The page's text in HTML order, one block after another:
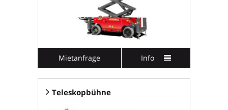
Mietanfrage Info
Teleskopbühne